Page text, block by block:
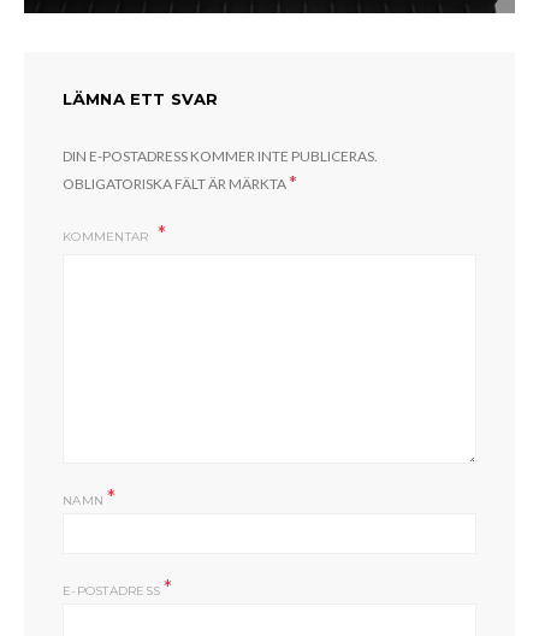
LÄMNA ETT SVAR
DIN E-POSTADRESS KOMMER INTE PUBLICERAS.
OBLIGATORISKA FÄLT ÄR MÄRKTA*
KOMMENTAR
NAMN*
E-POSTADRESS*